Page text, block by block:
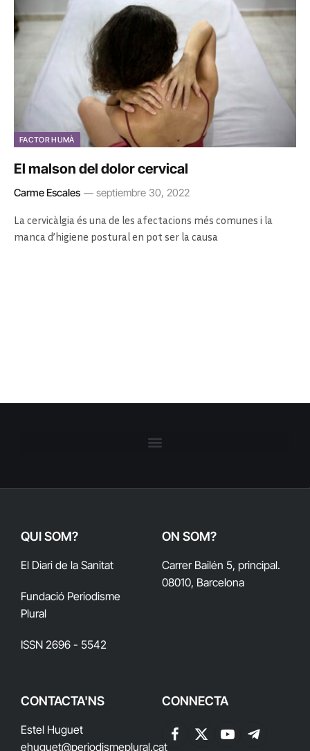
FACTOR HUMÀ
El malson del dolor cervical
Carme Escales septiembre 30, 2022
La cervicàlgia és una de les afectacions més comunes i la
manca d’higiene postural en pot ser la causa
QUI SOM?
El Diari de la Sanitat
Fundació Periodisme
Plural
ISSN 2696 - 5542
ON SOM?
Carrer Bailén 5, principal.
08010, Barcelona
CONTACTA'NS
Estel Huguet
ehuguet@periodismeplural.cat
CONNECTA
Facebook
X
YouTubeTelegram